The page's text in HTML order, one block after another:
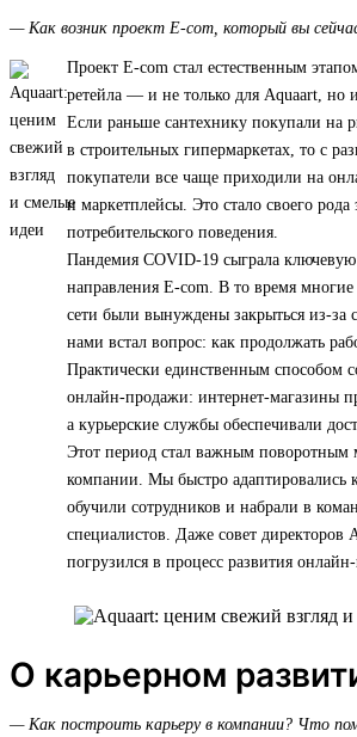
— Как возник проект E-com, который вы сейчас
Проект E-com стал естественным
ретейла — и не только для Aquaart, но
Если раньше сантехнику покупали на
в строительных гипермаркетах, то с
покупатели все чаще приходили на
и маркетплейсы. Это стало своего
потребительского поведения.
Пандемия COVID-19 сыграла ключевую
направления E-com. В то время
сети были вынуждены закрыться из-за
нами встал вопрос: как продолжать
Практически единственным способом
онлайн-продажи: интернет-магазины
а курьерские службы обеспечивали
Этот период стал важным поворотным
компании. Мы быстро адаптировались
обучили сотрудников и набрали в
специалистов. Даже совет директоров
погрузился в процесс развития
О карьерном
— Как построить карьеру в компании? Что